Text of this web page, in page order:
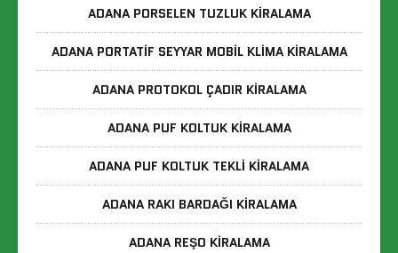
ADANA PORSELEN TUZLUK KIRALAMA
ADANA PORTATIF SEYYAR MOBIL KLIMA KIRALAMA
ADANA PROTOKOL ÇADIR KIRALAMA
ADANA PUF KOLTUK KIRALAMA
ADANA PUF KOLTUK TEKLI KIRALAMA
ADANA RAKI BARDAĞI KIRALAMA
ADANA REŞO KIRALAMA